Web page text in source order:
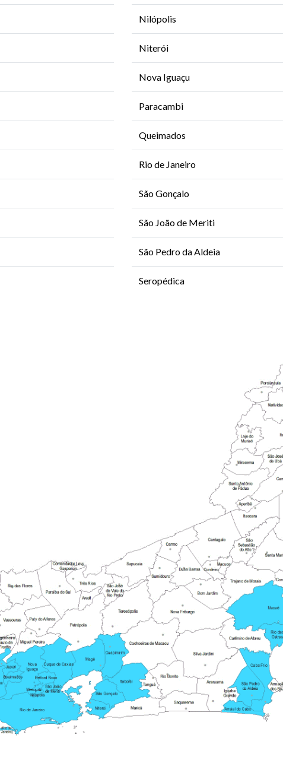
Nilópolis
Niterói
Nova Iguaçu
Paracambi
Queimados
Rio de Janeiro
São Gonçalo
São João de Meriti
São Pedro da Aldeia
Seropédica